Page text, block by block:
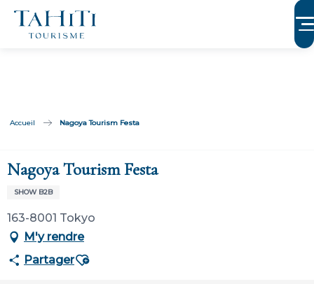
Aller
contenu
Accueil Nagoya Tourism Festa
Nagoya Tourism Festa
SHOW B2B
163-8001 Tokyo
M'y rendre
PartagerAjouter aux favoris